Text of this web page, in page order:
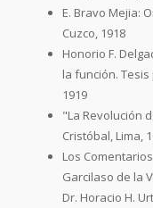
E. Bravo Mejia:
Cuzco, 1918
Honorio F.
la función.
1919
"La Revolución
Cristóbal, Lima,
Los
Garcilaso de la
Dr. Horacio H.